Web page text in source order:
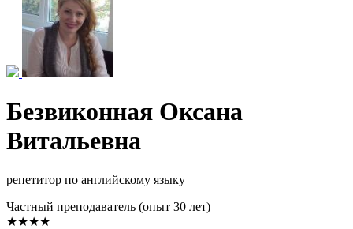
Безвиконная Оксана
Витальевна
репетитор по английскому языку
Частный преподаватель (опыт 30 лет)
★★★★